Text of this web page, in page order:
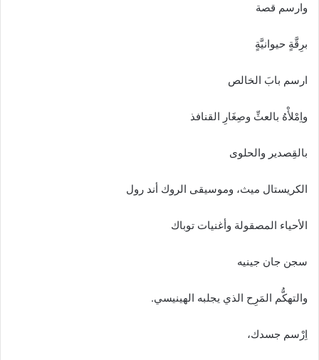
وارسم قصة
برِقَّةٍ حيوانيَّةٍ
ارسم بابَ الخالص
واِمْلأْهُ بالعثِّ وصِغَارِ القنافذ
بالقِصدير والحلوى
الكريستال ميث، وموسيقى الروك أند رول
الأحياء المصقولة وأغنيات توباك
سجن جان جينيه
والتهكُّم المَرِح الذي يجلبه الهينيسي.
اِرْسم جسدك،